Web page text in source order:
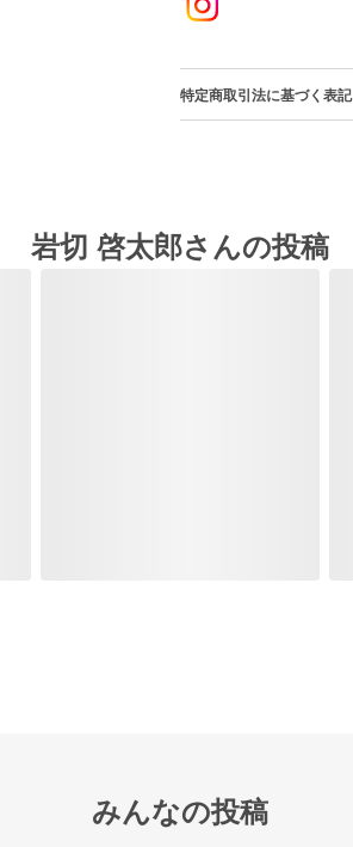
特定商取引法に基づく表記
岩切 啓太郎さんの投稿
みんなの投稿